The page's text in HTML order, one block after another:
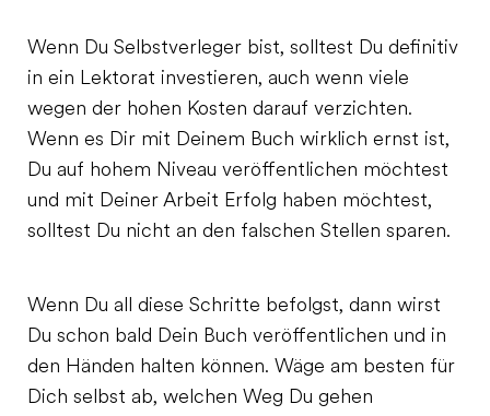
Wenn Du Selbstverleger bist, solltest Du definitiv
in ein Lektorat investieren, auch wenn viele
wegen der hohen Kosten darauf verzichten.
Wenn es Dir mit Deinem Buch wirklich ernst ist,
Du auf hohem Niveau veröffentlichen möchtest
und mit Deiner Arbeit Erfolg haben möchtest,
solltest Du nicht an den falschen Stellen sparen.
Wenn Du all diese Schritte befolgst, dann wirst
Du schon bald Dein Buch veröffentlichen und in
den Händen halten können. Wäge am besten für
Dich selbst ab, welchen Weg Du gehen